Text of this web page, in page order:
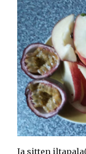
Ja sitten